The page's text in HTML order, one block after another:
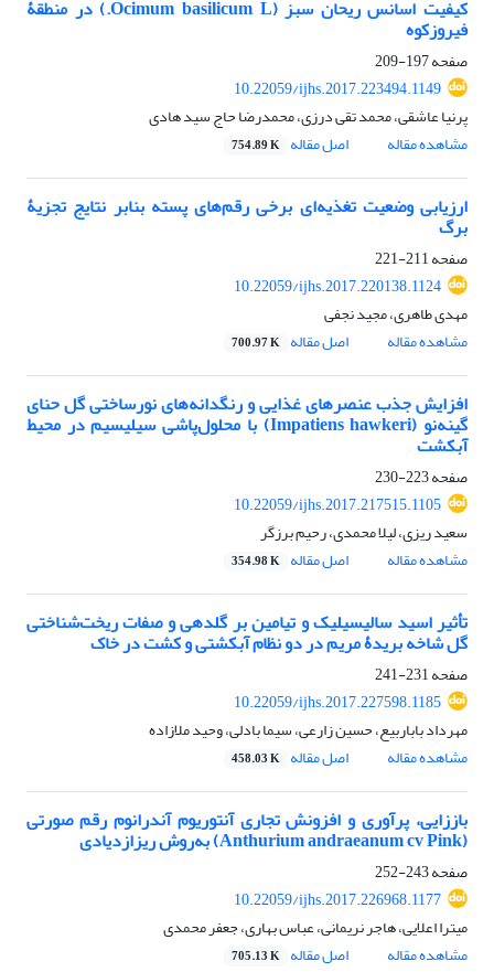
کیفیت اسانس ریحان سبز (Ocimum basilicum L.) در منطقۀ
فیروزکوه
صفحه197-209
10.22059/ijhs.2017.223494.1149
پرنیا عاشقی، محمد تقی درزی، محمدرضا حاج سید هادی
مشاهده مقاله
اصل مقاله 754.89 K
ارزیابی وضعیت تغذیه‌ای برخی رقم‌های پسته بنابر نتایج تجزیۀ
برگ
صفحه211-221
10.22059/ijhs.2017.220138.1124
مهدی طاهری، مجید نجفی
مشاهده مقاله
اصل مقاله 700.97 K
افزایش جذب عنصرهای غذایی و رنگدانه‌های نورساختی گل حنای
گینه‌نو (Impatiens hawkeri) با محلول‌پاشی سیلیسیم در محیط
آبکشت
صفحه223-230
10.22059/ijhs.2017.217515.1105
سعید ریزی، لیلا محمدی، رحیم برزگر
مشاهده مقاله
اصل مقاله 354.98 K
تأثیر اسید سالیسیلیک و تیامین بر گلدهی و صفات ریخت‌‌شناختی
گل شاخه بریدۀ مریم در دو نظام آبکشتی و کشت در خاک
صفحه231-241
10.22059/ijhs.2017.227598.1185
مهرداد باباربیع، حسین زارعی، سیما بادلی، وحید ملازاده
مشاهده مقاله
اصل مقاله 458.03 K
باززایی، پرآوری و افزونش تجاری آنتوریوم آندرانوم رقم صورتی
(Anthurium andraeanum cv Pink) به‌روش ریزازدیادی
صفحه243-252
10.22059/ijhs.2017.226968.1177
میترا اعلایی، هاجر نریمانی، عباس بهاری، جعفر محمدی
مشاهده مقاله
اصل مقاله 705.13 K